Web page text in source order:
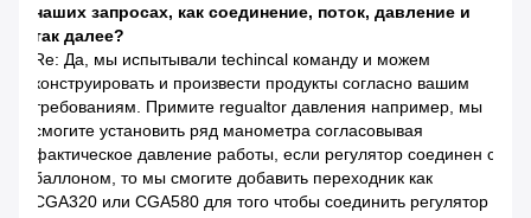
наших запросах, как соединение, поток, давление и
так далее?
Re: Да, мы испытывали techincal команду и можем
конструировать и произвести продукты согласно вашим
требованиям. Примите regualtor давления например, мы
смогите установить ряд манометра согласовывая
фактическое давление работы, если регулятор соединен с
баллоном, то мы смогите добавить переходник как
CGA320 или CGA580 для того чтобы соединить регулятор